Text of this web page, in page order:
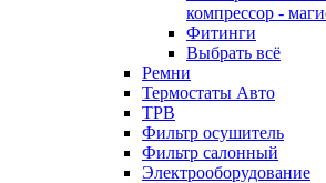
компрессор -
Фитинги
Выбрать всё
Ремни
Термостаты Авто
ТРВ
Фильтр осушитель
Фильтр салонный
Электрооборудование